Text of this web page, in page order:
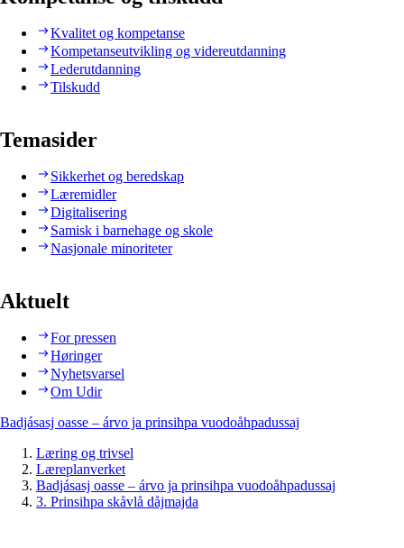
Kvalitet og kompetanse
Kompetanseutvikling og videreutdanning
Lederutdanning
Tilskudd
Temasider
Sikkerhet og beredskap
Læremidler
Digitalisering
Samisk i barnehage og skole
Nasjonale minoriteter
Aktuelt
For pressen
Høringer
Nyhetsvarsel
Om Udir
Badjásasj oasse – árvo ja prinsihpa vuodoåhpadussaj
Læring og trivsel
Læreplanverket
Badjásasj oasse – árvo ja prinsihpa vuodoåhpadussaj
3. Prinsihpa skåvlå dåjmajda